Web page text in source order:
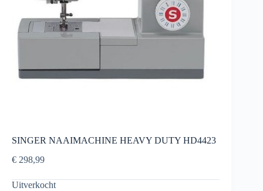
SINGER NAAIMACHINE HEAVY DUTY HD4423
€ 298,99
Uitverkocht